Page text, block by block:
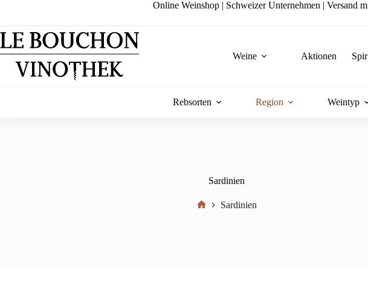
Online Weinshop | Schweizer Unternehmen | Versand
Weine Aktionen
Rebsorten Region Weintyp
Sardinien
Sardinien